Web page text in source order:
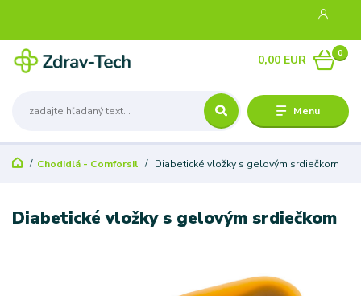
Menu
0
0,00 EUR
Chodidlá - Comforsil Diabetické vložky s gelovým srdiečkom
Diabetické vložky s gelovým srdiečkom